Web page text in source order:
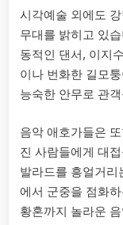
시각예술 외에도
무대를 밝히고 있
동적인 댄서, 이지
이나 번화한 길모
능숙한 안무로 관
음악 애호가들은
진 사람들에게 대
발라드를 흥얼거
에서 군중을 점화
황혼까지 놀라운